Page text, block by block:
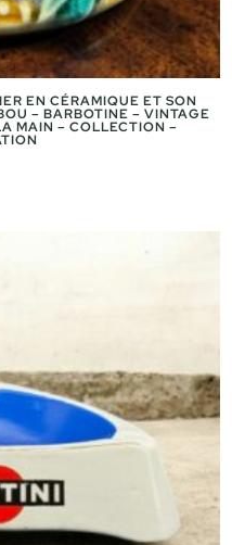
EN CÉRAMIQUE ET SON
– BARBOTINE – VINTAGE
MAIN – COLLECTION –